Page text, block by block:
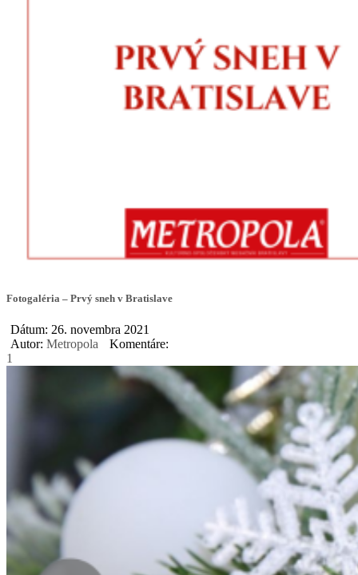
Fotogaléria – Prvý sneh v Bratislave
Dátum: 26. novembra 2021
Autor: Metropola
Komentáre:
1